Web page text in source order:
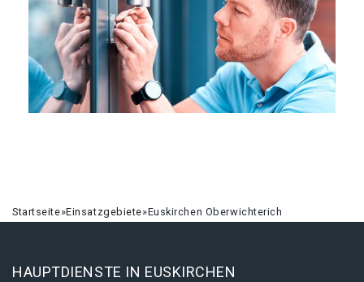
Startseite»Einsatzgebiete»Euskirchen Oberwichterich
HAUPTDIENSTE IN EUSKIRCHEN